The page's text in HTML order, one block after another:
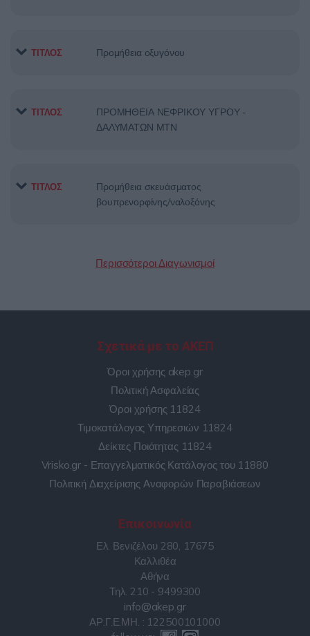
ΤΙΤΛΟΣ Προμήθεια οξυγόνου
ΤΙΤΛΟΣ
ΠΡΟΜΗΘΕΙΑ ΝΕΦΡΙΚΟΥ ΥΓΡΟΥ ­
ΔΑΛΥΜΑΤΩΝ ΜΤΝ
ΤΙΤΛΟΣ
Προμήθεια σκευάσματος
βουπρενορφίνης/ναλοξόνης
Περισσότεροι Διαγωνισμοί
Σχετικά με το ΑΚΕΠ
Όροι χρήσης akep.gr
Πολιτική Ασφαλείας
Όροι χρήσης 11824
Τιμοκατάλογος Υπηρεσιών 11824
Δείκτες Ποιότητας 11824
Vrisko.gr - Επαγγελματικός Κατάλογος του 11880
Πολιτική Διαχείρισης Αναφορών Παραβιάσεων
Επικοινωνία
Ελ. Βενιζέλου 280, 17675
Καλλιθέα
Αθήνα
Τηλ. 210 - 9499300
info@akep.gr
ΑΡ.Γ.Ε.ΜΗ. : 122500101000